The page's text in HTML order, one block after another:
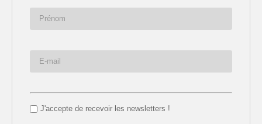
J'accepte de recevoir les newsletters !